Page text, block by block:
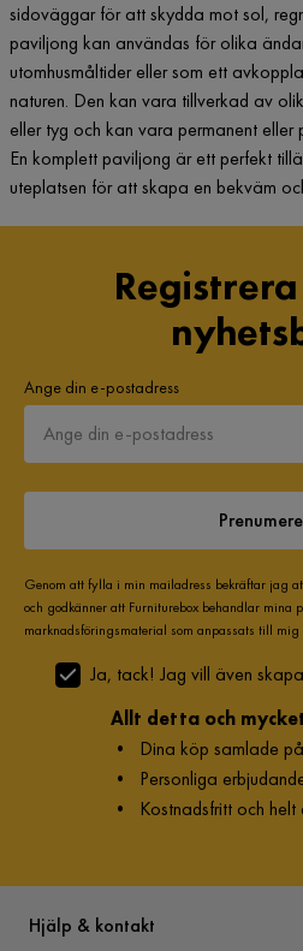
sidoväggar för att skydda mot sol,
paviljong kan användas för olika
utomhusmåltider eller som ett
naturen. Den kan vara tillverkad av
eller tyg och kan vara permanent
En komplett paviljong är ett perfekt
uteplatsen för att skapa en bekväm
Ange din e-postadress
Genom att fylla i min mailadress bekräftar jag
och godkänner att Furniturebox behandlar mina
marknadsföringsmaterial som anpassats till
Ja, tack! Jag vill även
Allt detta och
• Dina köp samlade
• Personliga
• Kostnadsfritt och helt
Hjälp & kontakt